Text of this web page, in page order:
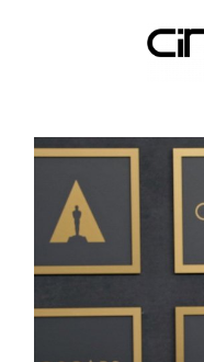
Servicios